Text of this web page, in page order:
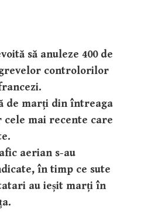
să anuleze 400 de
controlorilor
de marți din întreaga
cele mai recente care
aerian s-au
în timp ce sute
au ieșit marți în